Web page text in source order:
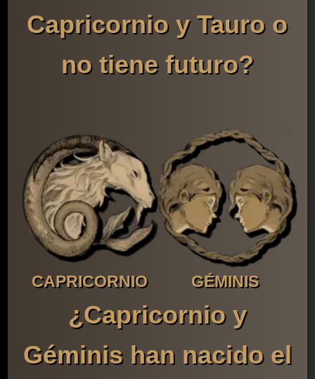
Capricornio y Tauro o
no tiene futuro?
CAPRICORNIO GÉMINIS
¿Capricornio y
Géminis han nacido el